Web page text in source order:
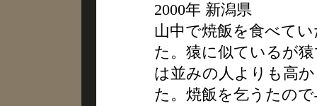
2000年 新潟県
山中で焼飯を食べて
た。猿に似ているが
は並みの人よりも高
た。焼飯を乞うたの